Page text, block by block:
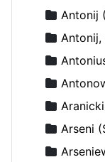
Antonij
Arseni